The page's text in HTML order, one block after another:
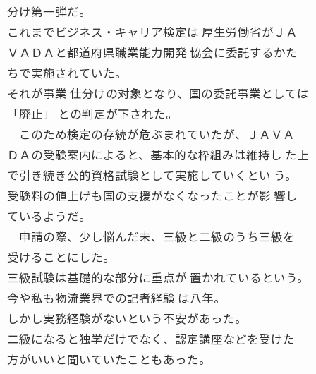
分け第一弾だ。
これまでビジネス・キャリア検定は 厚生労働省がＪＡ
ＶＡＤＡと都道府県職業能力開発 協会に委託するかた
ちで実施されていた。
それが事業 仕分けの対象となり、国の委託事業としては
「廃止」 との判定が下された。
このため検定の存続が危ぶまれていたが、ＪＡＶＡ
ＤＡの受験案内によると、基本的な枠組みは維持し た上
で引き続き公的資格試験として実施していくとい う。
受験料の値上げも国の支援がなくなったことが影 響し
ているようだ。
申請の際、少し悩んだ末、三級と二級のうち三級を
受けることにした。
三級試験は基礎的な部分に重点が 置かれているという。
今や私も物流業界での記者経験 は八年。
しかし実務経験がないという不安があった。
二級になると独学だけでなく、認定講座などを受けた
方がいいと聞いていたこともあった。